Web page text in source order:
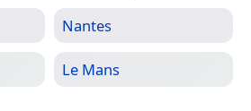
Nantes
Le Mans